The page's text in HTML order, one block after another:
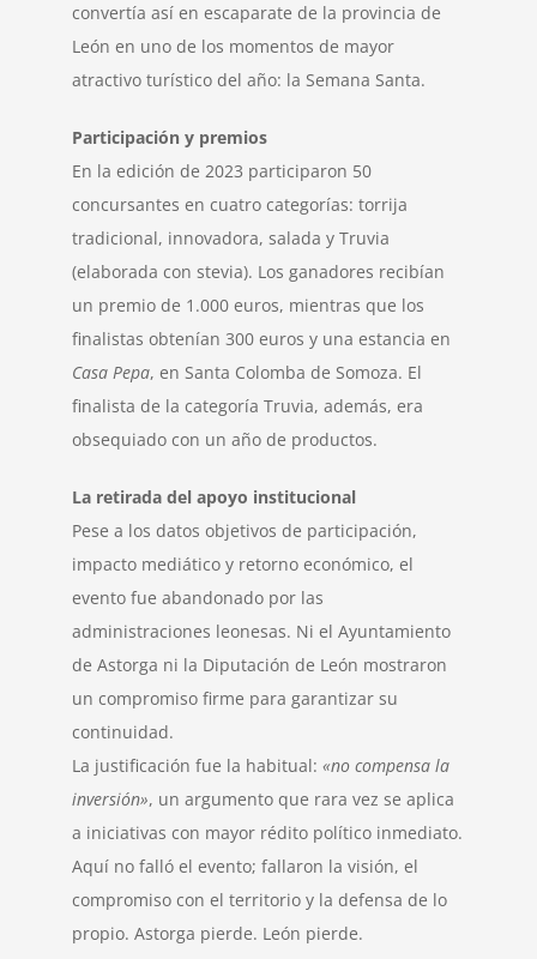
convertía así en escaparate de la provincia de
León en uno de los momentos de mayor
atractivo turístico del año: la Semana Santa.
Participación y premios
En la edición de 2023 participaron 50
concursantes en cuatro categorías: torrija
tradicional, innovadora, salada y Truvia
(elaborada con stevia). Los ganadores recibían
un premio de 1.000 euros, mientras que los
finalistas obtenían 300 euros y una estancia en
Casa Pepa, en Santa Colomba de Somoza. El
finalista de la categoría Truvia, además, era
obsequiado con un año de productos.
La retirada del apoyo institucional
Pese a los datos objetivos de participación,
impacto mediático y retorno económico, el
evento fue abandonado por las
administraciones leonesas. Ni el Ayuntamiento
de Astorga ni la Diputación de León mostraron
un compromiso firme para garantizar su
continuidad.
La justificación fue la habitual: «no compensa la
inversión», un argumento que rara vez se aplica
a iniciativas con mayor rédito político inmediato.
Aquí no falló el evento; fallaron la visión, el
compromiso con el territorio y la defensa de lo
propio. Astorga pierde. León pierde.